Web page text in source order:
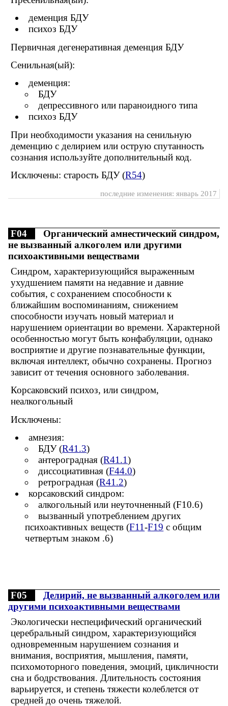
деменция БДУ
психоз БДУ
Первичная дегенеративная деменция БДУ
Сенильная(ый):
деменция:
БДУ
депрессивного или параноидного типа
психоз БДУ
При необходимости указания на сенильную
деменцию с делирием или острую спутанность
сознания используйте дополнительный код.
Исключены: старость БДУ (R54)
последние изменения: январь 2017
F04
Органический амнестический синдром,
не вызванный алкоголем или другими
психоактивными веществами
Синдром, характеризующийся выраженным
ухудшением памяти на недавние и давние
события, с сохранением способности к
ближайшим воспоминаниям, снижением
способности изучать новый материал и
нарушением ориентации во времени. Характерной
особенностью могут быть конфабуляции, однако
восприятие и другие познавательные функции,
включая интеллект, обычно сохранены. Прогноз
зависит от течения основного заболевания.
Корсаковский психоз, или синдром,
неалкогольный
Исключены:
амнезия:
БДУ (R41.3)
антероградная (R41.1)
диссоциативная (F44.0)
ретроградная (R41.2)
корсаковский синдром:
алкогольный или неуточненный (F10.6)
вызванный употреблением других
психоактивных веществ (F11-F19 c общим
четвертым знаком .6)
F05
Делирий, не вызванный алкоголем или
другими психоактивными веществами
Экологически неспецифический органический
церебральный синдром, характеризующийся
одновременным нарушением сознания и
внимания, восприятия, мышления, памяти,
психомоторного поведения, эмоций, цикличности
сна и бодрствования. Длительность состояния
варьируется, и степень тяжести колеблется от
средней до очень тяжелой.